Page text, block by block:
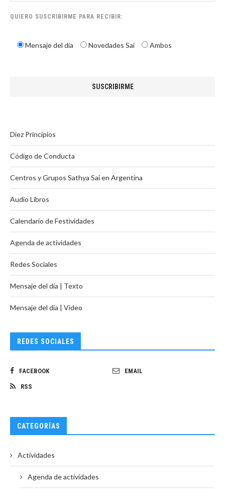
QUIERO SUSCRIBIRME PARA RECIBIR:
Mensaje del día Novedades Sai Ambos
Diez Principios
Código de Conducta
Centros y Grupos Sathya Sai en Argentina
Audio Libros
Calendario de Festividades
Agenda de actividades
Redes Sociales
Mensaje del día | Texto
Mensaje del día | Video
REDES SOCIALES
FACEBOOK EMAIL
RSS
CATEGORÍAS
Actividades
Agenda de actividades